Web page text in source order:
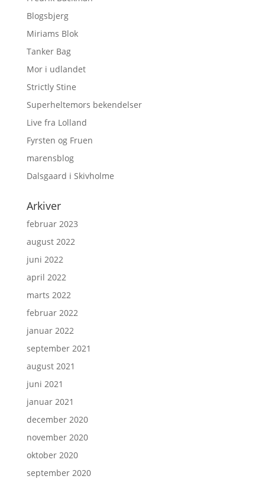
Blogsbjerg
Miriams Blok
Tanker Bag
Mor i udlandet
Strictly Stine
Superheltemors bekendelser
Live fra Lolland
Fyrsten og Fruen
marensblog
Dalsgaard i Skivholme
Arkiver
februar 2023
august 2022
juni 2022
april 2022
marts 2022
februar 2022
januar 2022
september 2021
august 2021
juni 2021
januar 2021
december 2020
november 2020
oktober 2020
september 2020